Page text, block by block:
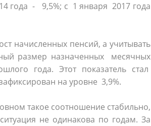
года - 9,5%; с 1 января 2017 года
начисленных пенсий, а учитывать
размер назначенных месячных
года. Этот показатель стал
на уровне 3,9%.
такое соотношение стабильно,
не одинакова по годам. За